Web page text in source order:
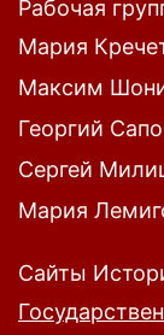
Рабочая
Мария
Максим
Георгий
Сергей
Мария
Сайты